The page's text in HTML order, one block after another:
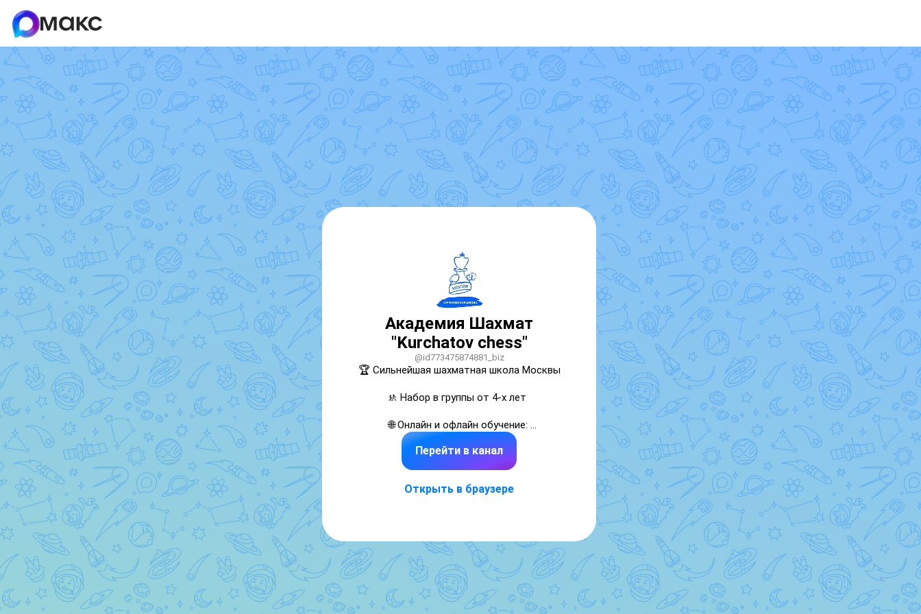
Академия Шахмат
"Kurchatov chess"
@id773475874881_biz
🏆 Сильнейшая шахматная школа Москвы
🚸 Набор в группы от 4-х лет
🌐 Онлайн и офлайн обучение:
https://kurchatovchess.ru/
❗️По вопросам пишите:   +79670018090
Перейти в канал
Открыть в браузере